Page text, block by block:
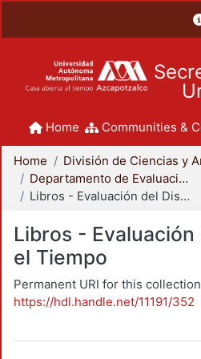
Home Communities &
Home
Departamento de Evaluación del Diseño en el Tiempo
Libros - Evaluación del Diseño en el Tiempo
Libros -
el Tiempo
Permanent URI for this collection
https://hdl.handle.net/11191/352